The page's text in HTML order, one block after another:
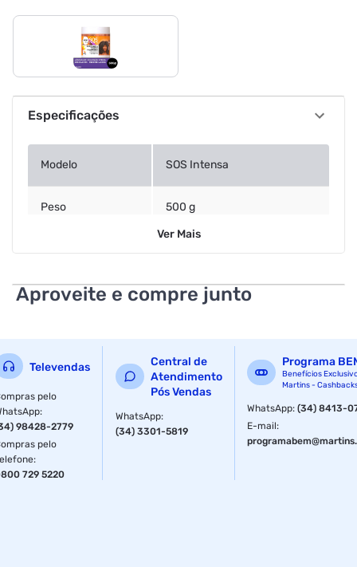
Especificações
Modelo SOS Intensa
Peso
500 g
Ver Mais
Aproveite e compre junto
Televendas
pelo
:
98428-2779
pelo
:
729 5220
Central de
Atendimento
Pós Vendas
WhatsApp:
(34) 3301-5819
Programa
Benefícios
Martins -
WhatsApp:(34) 8413-
E-mail: